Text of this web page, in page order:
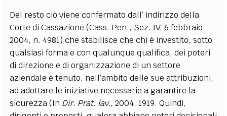
Del resto ciò viene confermato dall’ indirizzo della
Corte di Cassazione (Cass. Pen., Sez. IV, 6 febbraio
2004, n. 4981) che stabilisce che chi è investito, sotto
qualsiasi forma e con qualunque qualifica, dei poteri
di direzione e di organizzazione di un settore
aziendale è tenuto, nell’ambito delle sue attribuzioni,
ad adottare le iniziative necessarie a garantire la
sicurezza (In Dir. Prat. lav., 2004, 1919. Quindi,